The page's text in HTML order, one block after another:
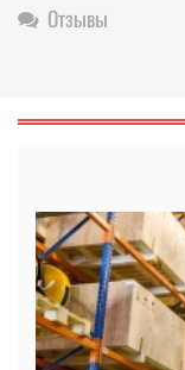
Отзывы